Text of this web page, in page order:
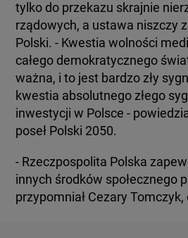
tylko do przekazu skrajnie
rządowych, a ustawa niszczy
Polski. - Kwestia wolności
całego demokratycznego
ważna, i to jest bardzo zły
kwestia absolutnego złego
inwestycji w Polsce -
poseł Polski 2050.
- Rzeczpospolita Polska
innych środków społecznego
przypomniał Cezary